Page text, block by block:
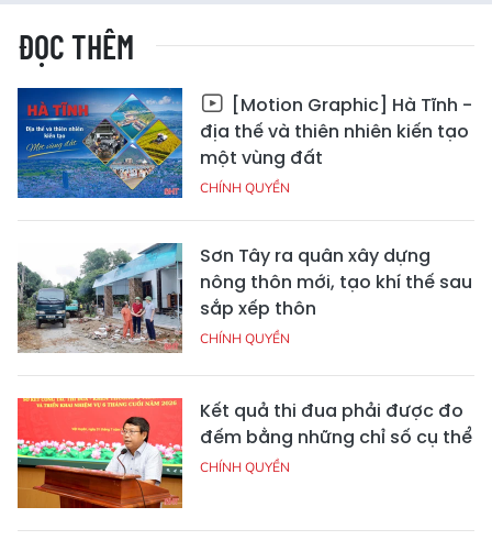
ĐỌC THÊM
[Motion Graphic] Hà Tĩnh -
địa thế và thiên nhiên kiến tạo
một vùng đất
CHÍNH QUYỀN
Sơn Tây ra quân xây dựng
nông thôn mới, tạo khí thế sau
sắp xếp thôn
CHÍNH QUYỀN
Kết quả thi đua phải được đo
đếm bằng những chỉ số cụ thể
CHÍNH QUYỀN